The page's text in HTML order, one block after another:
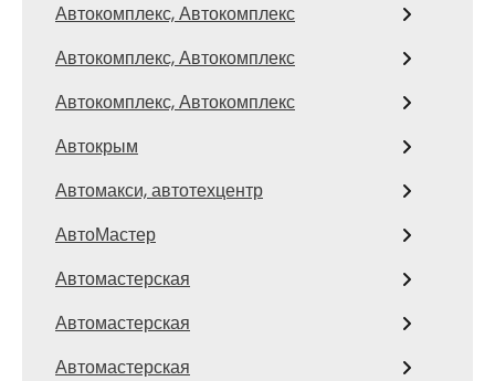
Автокомплекс, Автокомплекс
Автокомплекс, Автокомплекс
Автокомплекс, Автокомплекс
Автокрым
Автомакси, автотехцентр
АвтоМастер
Автомастерская
Автомастерская
Автомастерская